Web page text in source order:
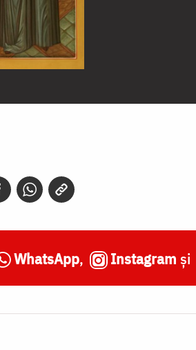
WhatsApp, Instagram și